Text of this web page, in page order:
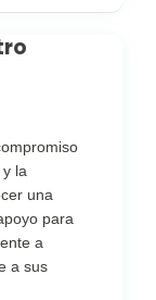
la
una
para
a
a sus